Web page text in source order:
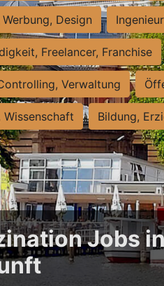
Design
Freelancer, Franchise
Verwaltung
Wissenschaft Bildung,
Jobs